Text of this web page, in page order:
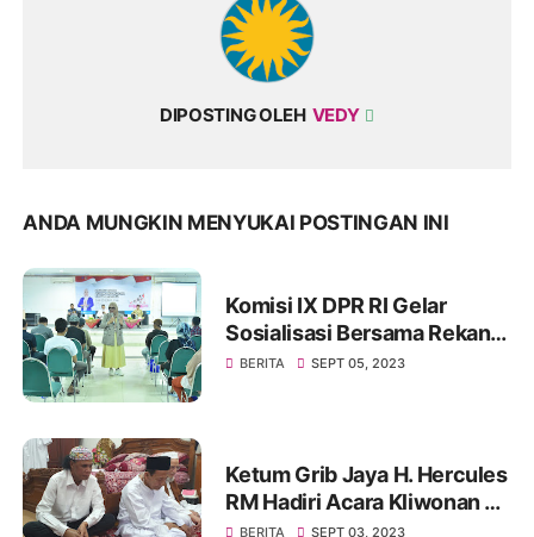
DIPOSTING OLEH VEDY
ANDA MUNGKIN MENYUKAI POSTINGAN INI
Komisi IX DPR RI Gelar
Sosialisasi Bersama Rekan
Mitra Kerjanya BKKBN di
BERITA SEPT 05, 2023
Ketum Grib Jaya H. Hercules
RM Hadiri Acara Kliwonan di
Pekalongan dan Milad Ke 11
BERITA SEPT 03, 2023